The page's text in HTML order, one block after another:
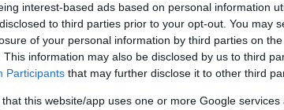
interest-based ads based on personal information
to third parties prior to your opt-out. You may
of your personal information by third parties on the
This information may also be disclosed by us to third
Participants that may further disclose it to other third
that this website/app uses one or more Google
να επενδύσουμε περαιτέρω είναι
αυτά τα αεροδρόμια θέλουμε να αυξήσουμε τη
των χώρων για τις αποσκευές,
κατά την επετειακή συνέντευξη Τύπου του